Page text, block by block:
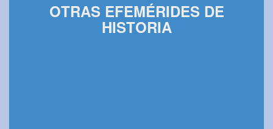
OTRAS EFEMÉRIDES DE
HISTORIA